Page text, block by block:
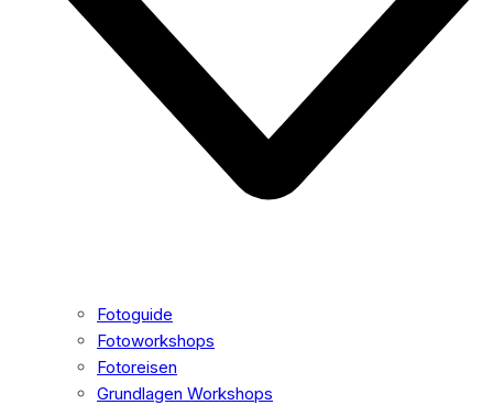
Fotoguide
Fotoworkshops
Fotoreisen
Grundlagen Workshops